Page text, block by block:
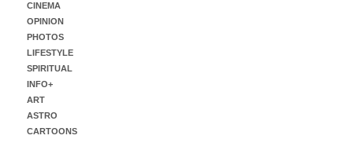
CINEMA
OPINION
PHOTOS
LIFESTYLE
SPIRITUAL
INFO+
ART
ASTRO
CARTOONS